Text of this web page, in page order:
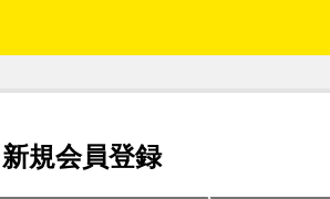
新規会員登録